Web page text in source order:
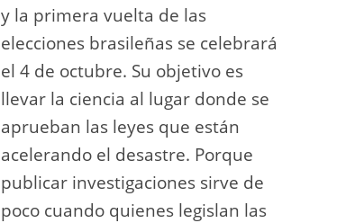
y la primera vuelta de las
elecciones brasileñas se celebrará
el 4 de octubre. Su objetivo es
llevar la ciencia al lugar donde se
aprueban las leyes que están
acelerando el desastre. Porque
publicar investigaciones sirve de
poco cuando quienes legislan las